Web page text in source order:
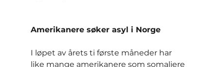
Amerikanere søker asyl i Norge
I løpet av årets ti første måneder har
like mange amerikanere som somaliere